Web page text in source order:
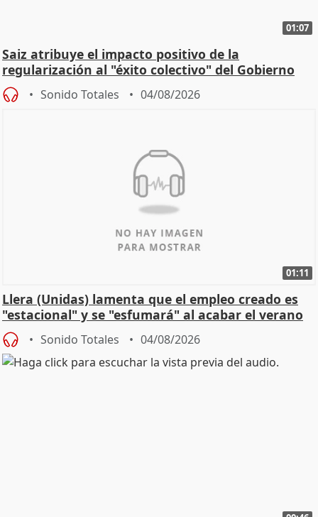
01:07
Saiz atribuye el impacto positivo de la
regularización al "éxito colectivo" del Gobierno
Sonido Totales 04/08/2026
01:11
Llera (Unidas) lamenta que el empleo creado es
"estacional" y se "esfumará" al acabar el verano
Sonido Totales 04/08/2026